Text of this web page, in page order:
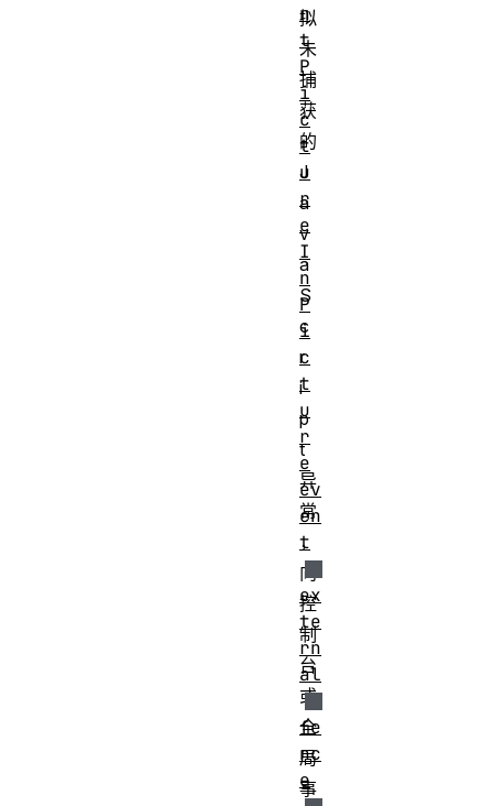
拟
未
捕
获
的
J
a
v
a
S
c
r
i
p
t
异
常
，
向
控
制
台
或
全
局
事
n
t
P
i
c
t
u
r
e
I
n
P
i
c
t
u
r
e
ev
en
t
ex
te
rn
al
fe
nc
e